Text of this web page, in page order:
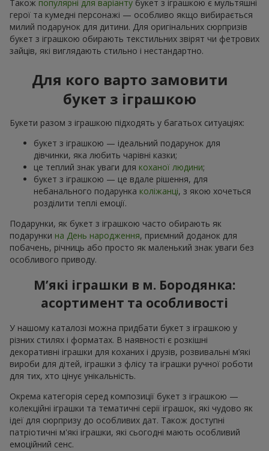
Також популярні для варіанту букет з іграшкою є мультяшні
герої та кумедні персонажі — особливо якщо вибирається
милий подарунок для дитини. Для оригінальних сюрпризів
букет з іграшкою обирають текстильних звірят чи фетрових
зайців, які виглядають стильно і нестандартно.
Для кого варто замовити
букет з іграшкою
Букети разом з іграшкою підходять у багатьох ситуаціях:
букет з іграшкою — ідеальний подарунок для
дівчинки, яка любить чарівні казки;
це теплий знак уваги для коханої людини;
букет з іграшкою — це вдале рішення, для
небанального подарунка коліжанці, з якою хочеться
розділити теплі емоції.
Подарунки, як букет з іграшкою часто обирають як
подарунки на День народження, приємний доданок для
побачень, річниць або просто як маленький знак уваги без
особливого приводу.
М’які іграшки в м. Бородянка:
асортимент та особливості
У нашому каталозі можна придбати букет з іграшкою у
різних стилях і форматах. В наявності є розкішні
декоративні іграшки для коханих і друзів, розвивальні м’які
вироби для дітей, іграшки з флісу та іграшки ручної роботи
для тих, хто цінує унікальність.
Окрема категорія серед композиції букет з іграшкою —
колекційні іграшки та тематичні серії іграшок, які чудово як
ідеї для сюрпризу до особливих дат. Також доступні
патріотичні м'які іграшки, які сьогодні мають особливий
емоційний сенс.